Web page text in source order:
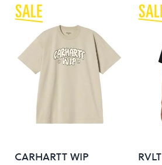
CARHARTT WIP RVLT